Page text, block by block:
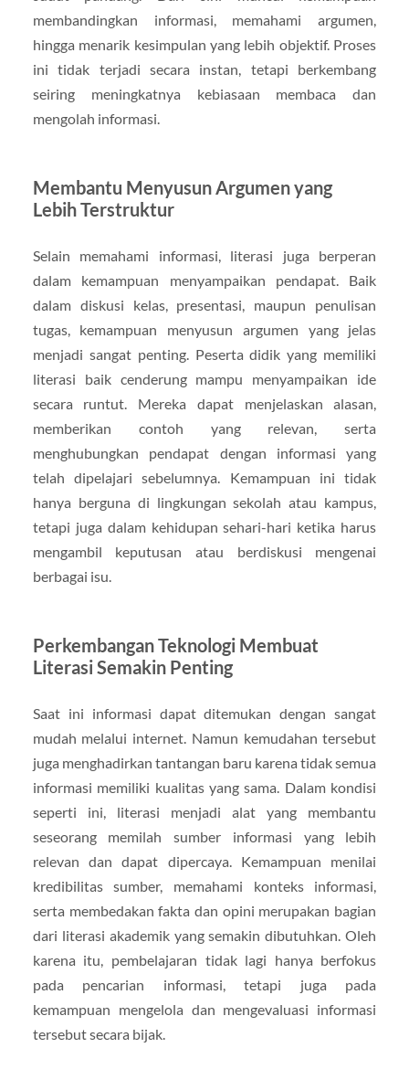
membandingkan informasi, memahami argumen,
hingga menarik kesimpulan yang lebih objektif. Proses
ini tidak terjadi secara instan, tetapi berkembang
seiring meningkatnya kebiasaan membaca dan
mengolah informasi.
Membantu Menyusun Argumen yang
Lebih Terstruktur
Selain memahami informasi, literasi juga berperan
dalam kemampuan menyampaikan pendapat. Baik
dalam diskusi kelas, presentasi, maupun penulisan
tugas, kemampuan menyusun argumen yang jelas
menjadi sangat penting. Peserta didik yang memiliki
literasi baik cenderung mampu menyampaikan ide
secara runtut. Mereka dapat menjelaskan alasan,
memberikan contoh yang relevan, serta
menghubungkan pendapat dengan informasi yang
telah dipelajari sebelumnya. Kemampuan ini tidak
hanya berguna di lingkungan sekolah atau kampus,
tetapi juga dalam kehidupan sehari-hari ketika harus
mengambil keputusan atau berdiskusi mengenai
berbagai isu.
Perkembangan Teknologi Membuat
Literasi Semakin Penting
Saat ini informasi dapat ditemukan dengan sangat
mudah melalui internet. Namun kemudahan tersebut
juga menghadirkan tantangan baru karena tidak semua
informasi memiliki kualitas yang sama. Dalam kondisi
seperti ini, literasi menjadi alat yang membantu
seseorang memilah sumber informasi yang lebih
relevan dan dapat dipercaya. Kemampuan menilai
kredibilitas sumber, memahami konteks informasi,
serta membedakan fakta dan opini merupakan bagian
dari literasi akademik yang semakin dibutuhkan. Oleh
karena itu, pembelajaran tidak lagi hanya berfokus
pada pencarian informasi, tetapi juga pada
kemampuan mengelola dan mengevaluasi informasi
tersebut secara bijak.